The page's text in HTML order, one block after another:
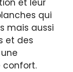
et leur
qui
mais aussi
et des
confort.